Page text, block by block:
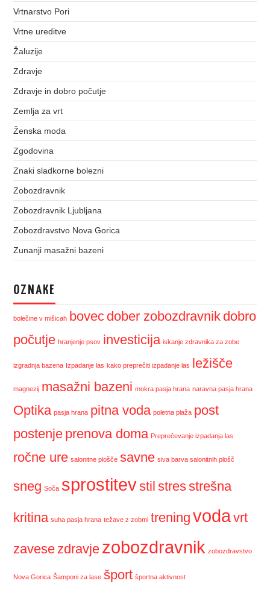
Vrtnarstvo Pori
Vrtne ureditve
Žaluzije
Zdravje
Zdravje in dobro počutje
Zemlja za vrt
Ženska moda
Zgodovina
Znaki sladkorne bolezni
Zobozdravnik
Zobozdravnik Ljubljana
Zobozdravstvo Nova Gorica
Zunanji masažni bazeni
OZNAKE
bolečine v mišicah bovec dober zobozdravnik dobro
počutje hranjenje psov investicija iskanje zdravnika za zobe
izgradnja bazena Izpadanje las kako preprečiti izpadanje las ležišče
magnezij masažni bazeni mokra pasja hrana naravna pasja hrana
Optika pasja hrana pitna voda poletna plaža post
postenje prenova doma Preprečevanje izpadanja las
ročne ure salonitne plošče savne siva barva salonitnih plošč
sneg Soča sprostitevstil stresstrešna
kritina suha pasja hrana težave z zobmi trening vodavrt
zavese zdravje zobozdravnik zobozdravstvo
Nova Gorica Šamponi za lase šport športna aktivnost